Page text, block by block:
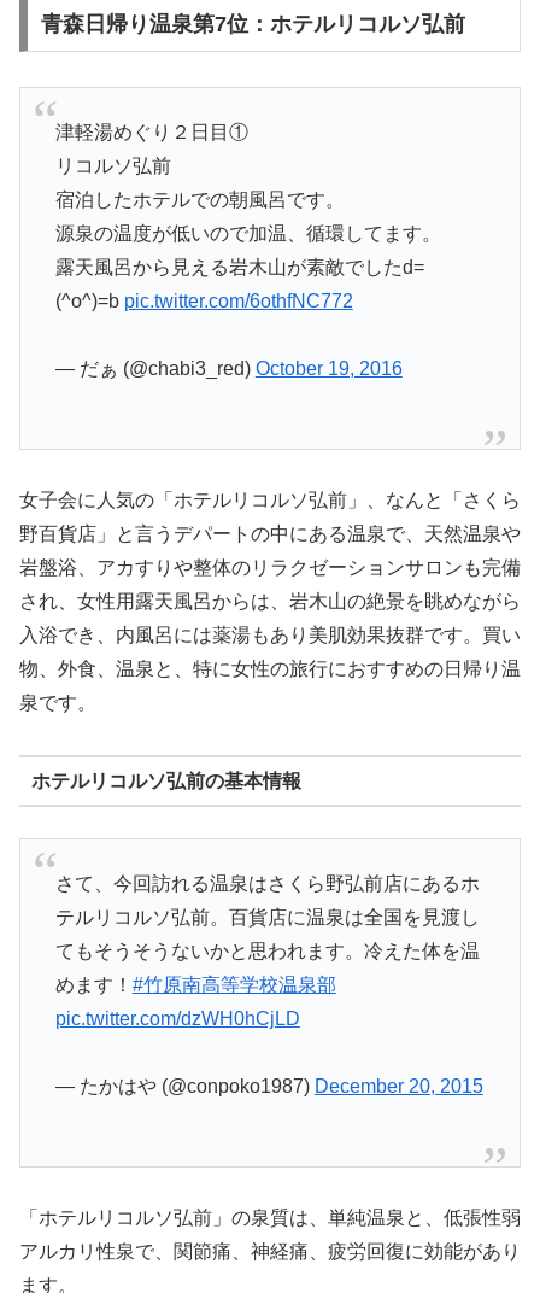
青森日帰り温泉第7位：ホテルリコルソ弘前
津軽湯めぐり２日目①
リコルソ弘前
宿泊したホテルでの朝風呂です。
源泉の温度が低いので加温、循環してます。
露天風呂から見える岩木山が素敵でしたd=
(^o^)=b pic.twitter.com/6othfNC772
— だぁ (@chabi3_red) October 19, 2016
女子会に人気の「ホテルリコルソ弘前」、なんと「さくら
野百貨店」と言うデパートの中にある温泉で、天然温泉や
岩盤浴、アカすりや整体のリラクゼーションサロンも完備
され、女性用露天風呂からは、岩木山の絶景を眺めながら
入浴でき、内風呂には薬湯もあり美肌効果抜群です。買い
物、外食、温泉と、特に女性の旅行におすすめの日帰り温
泉です。
ホテルリコルソ弘前の基本情報
さて、今回訪れる温泉はさくら野弘前店にあるホ
テルリコルソ弘前。百貨店に温泉は全国を見渡し
てもそうそうないかと思われます。冷えた体を温
めます！ #竹原南高等学校温泉部
pic.twitter.com/dzWH0hCjLD
— たかはや (@conpoko1987) December 20, 2015
「ホテルリコルソ弘前」の泉質は、単純温泉と、低張性弱
アルカリ性泉で、関節痛、神経痛、疲労回復に効能があり
ます。